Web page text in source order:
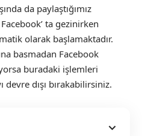
da paylaştığımız
ta gezinirken
olarak başlamaktadır.
basmadan Facebook
buradaki işlemleri
dışı bırakabilirsiniz.